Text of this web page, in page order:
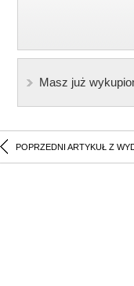
Masz już
POPRZEDNI ARTYKUŁ Z